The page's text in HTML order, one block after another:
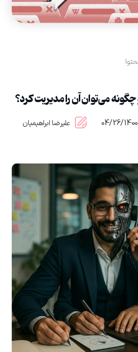
می‌توان آن را مدیریت کرد؟
04/26/1400 علیرضا ابراهیمیان